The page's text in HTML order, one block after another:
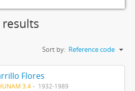
Sort by: Reference code
Flores
3.4 1932-1989